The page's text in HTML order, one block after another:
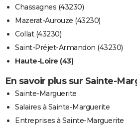
Chassagnes (43230)
Mazerat-Aurouze (43230)
Collat (43230)
Saint-Préjet-Armandon (43230)
Haute-Loire (43)
En savoir plus sur Sainte-
Sainte-Marguerite
Salaires à Sainte-Marguerite
Entreprises à Sainte-Marguerite